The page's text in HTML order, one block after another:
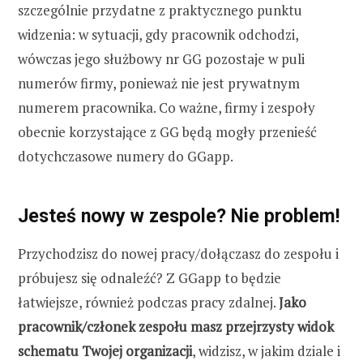
szczególnie przydatne z praktycznego punktu
widzenia: w sytuacji, gdy pracownik odchodzi,
wówczas jego służbowy nr GG pozostaje w puli
numerów firmy, ponieważ nie jest prywatnym
numerem pracownika. Co ważne, firmy i zespoły
obecnie korzystające z GG będą mogły przenieść
dotychczasowe numery do GGapp.
Jesteś nowy w zespole? Nie problem!
Przychodzisz do nowej pracy/dołączasz do zespołu i
próbujesz się odnaleźć? Z GGapp to będzie
łatwiejsze, również podczas pracy zdalnej.Jako
pracownik/członek zespołu masz przejrzysty widok
schematu Twojej organizacji, widzisz, w jakim dziale i